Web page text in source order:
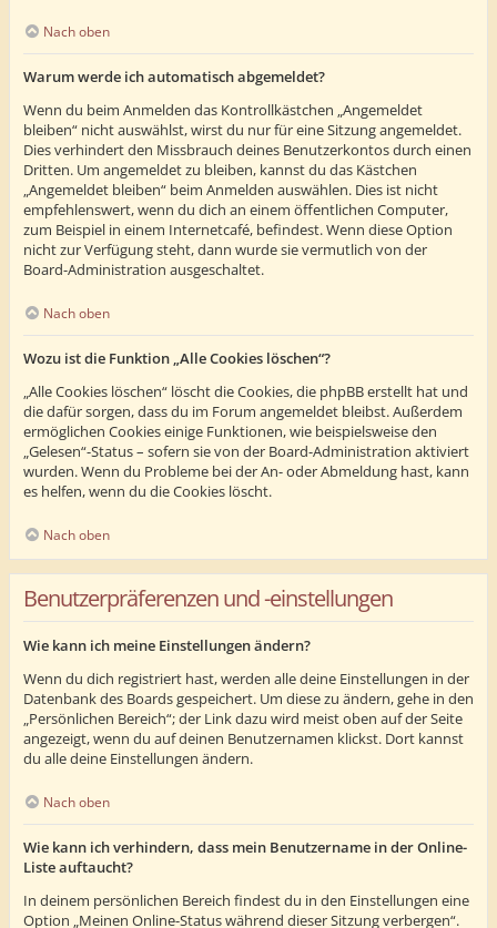
Nach oben
Warum werde ich automatisch abgemeldet?
Wenn du beim Anmelden das Kontrollkästchen „Angemeldet
bleiben“ nicht auswählst, wirst du nur für eine Sitzung angemeldet.
Dies verhindert den Missbrauch deines Benutzerkontos durch einen
Dritten. Um angemeldet zu bleiben, kannst du das Kästchen
„Angemeldet bleiben“ beim Anmelden auswählen. Dies ist nicht
empfehlenswert, wenn du dich an einem öffentlichen Computer,
zum Beispiel in einem Internetcafé, befindest. Wenn diese Option
nicht zur Verfügung steht, dann wurde sie vermutlich von der
Board-Administration ausgeschaltet.
Nach oben
Wozu ist die Funktion „Alle Cookies löschen“?
„Alle Cookies löschen“ löscht die Cookies, die phpBB erstellt hat und
die dafür sorgen, dass du im Forum angemeldet bleibst. Außerdem
ermöglichen Cookies einige Funktionen, wie beispielsweise den
„Gelesen“-Status – sofern sie von der Board-Administration aktiviert
wurden. Wenn du Probleme bei der An- oder Abmeldung hast, kann
es helfen, wenn du die Cookies löscht.
Nach oben
Benutzerpräferenzen und -einstellungen
Wie kann ich meine Einstellungen ändern?
Wenn du dich registriert hast, werden alle deine Einstellungen in der
Datenbank des Boards gespeichert. Um diese zu ändern, gehe in den
„Persönlichen Bereich“; der Link dazu wird meist oben auf der Seite
angezeigt, wenn du auf deinen Benutzernamen klickst. Dort kannst
du alle deine Einstellungen ändern.
Nach oben
Wie kann ich verhindern, dass mein Benutzername in der Online-
Liste auftaucht?
In deinem persönlichen Bereich findest du in den Einstellungen eine
Option „Meinen Online-Status während dieser Sitzung verbergen“.